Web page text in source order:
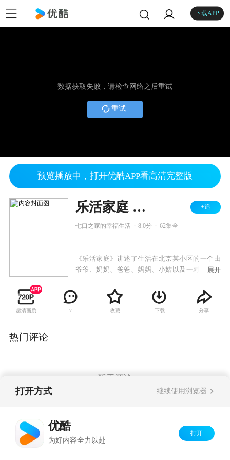
下载APP
数据获取失败，请检查网络之后重试
重试
预览播放中，打开优酷APP看高清完整版
乐活家庭 第二部 +追
七口之家的幸福生活 8.0分 62集全
《乐活家庭》讲述了生活在北京某小区的一个由
爷爷、奶奶、爸爸、妈妈、小姑以及一对可爱的
打造过《家有儿女》的中视美星国际文化传媒公
司出品，高亚麟、牛莉、闫妮、姜超、沙溢、范
明、洪剑涛、林永健、殷桃等情景剧红星共同出
展开
超清画质 7 收藏 下载 分享
热门评论
暂无评论
打开方式 继续使用浏览器
优酷
为好内容全力以赴
打开